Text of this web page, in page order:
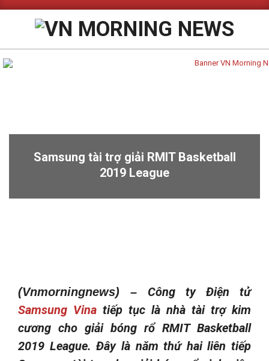
Skip
Samsung tài trợ giải RMIT Basketball
2019 League
(Vnmorningnews) – Công ty Điện tử
Samsung Vina tiếp tục là nhà tài trợ kim
cương cho giải bóng rổ RMIT Basketball
2019 League. Đây là năm thứ hai liên tiếp